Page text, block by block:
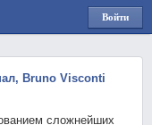
Войти
через
Bruno Visconti
сложнейших